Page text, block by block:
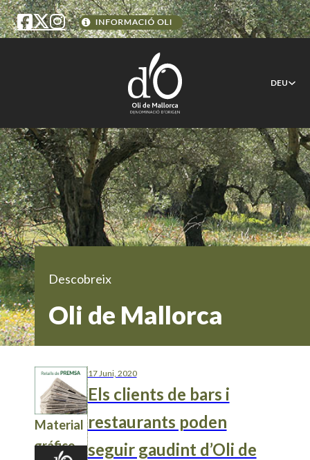
DEU
Descobreix
Oli de Mallorca
Material
gráfico
17 Juni, 2020
Els clients de bars i
restaurants poden
seguir gaudint d’Oli de